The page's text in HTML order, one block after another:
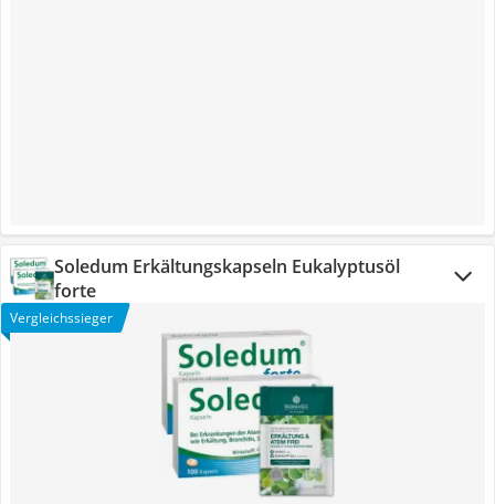
Soledum Erkältungskapseln Eukalyptusöl
forte
Vergleichssieger